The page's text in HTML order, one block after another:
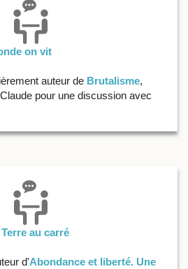
on vit
auteur de Brutalisme,
pour une discussion avec
au carré
d'Abondance et liberté. Une